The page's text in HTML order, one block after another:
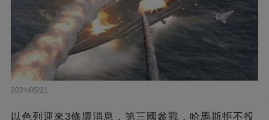
2024/05/21
以色列迎來3條壞消息，第三國參戰，哈馬斯拒不投